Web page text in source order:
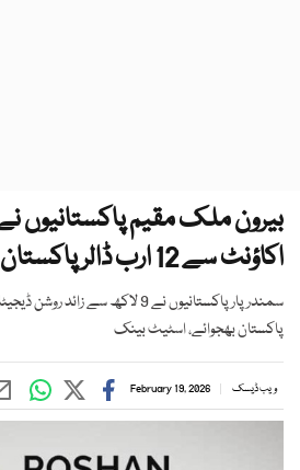
بیرون ملک مقیم پاکستانیوں
اکاؤنٹ سے 12 ارب ڈالر پاکستان بھیج دیے
پاکستان بھجوائے، اسٹیٹ بینک
ویب ڈیسک February 19, 2026